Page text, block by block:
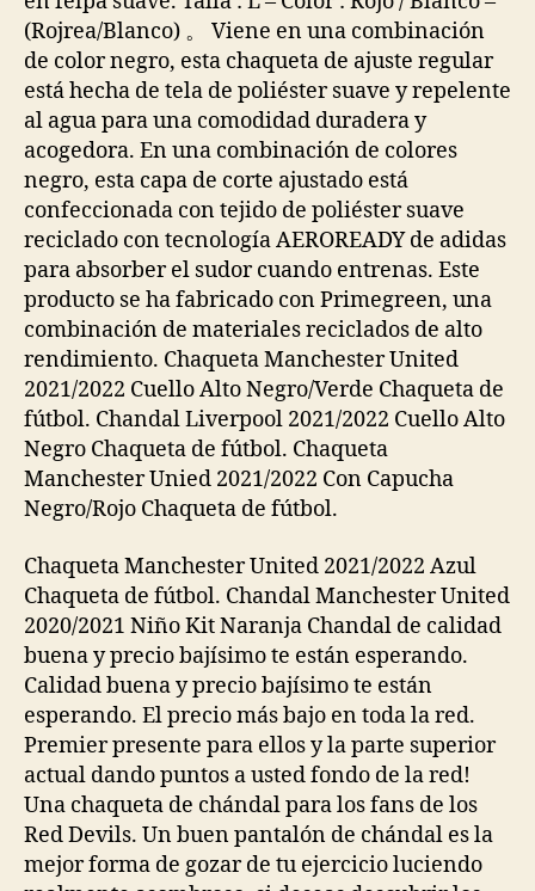
(Rojrea/Blanco) 。 Viene en una combinación
de color negro, esta chaqueta de ajuste regular
está hecha de tela de poliéster suave y repelente
al agua para una comodidad duradera y
acogedora. En una combinación de colores
negro, esta capa de corte ajustado está
confeccionada con tejido de poliéster suave
reciclado con tecnología AEROREADY de adidas
para absorber el sudor cuando entrenas. Este
producto se ha fabricado con Primegreen, una
combinación de materiales reciclados de alto
rendimiento. Chaqueta Manchester United
2021/2022 Cuello Alto Negro/Verde Chaqueta de
fútbol. Chandal Liverpool 2021/2022 Cuello Alto
Negro Chaqueta de fútbol. Chaqueta
Manchester Unied 2021/2022 Con Capucha
Negro/Rojo Chaqueta de fútbol.
Chaqueta Manchester United 2021/2022 Azul
Chaqueta de fútbol. Chandal Manchester United
2020/2021 Niño Kit Naranja Chandal de calidad
buena y precio bajísimo te están esperando.
Calidad buena y precio bajísimo te están
esperando. El precio más bajo en toda la red.
Premier presente para ellos y la parte superior
actual dando puntos a usted fondo de la red!
Una chaqueta de chándal para los fans de los
Red Devils. Un buen pantalón de chándal es la
mejor forma de gozar de tu ejercicio luciendo